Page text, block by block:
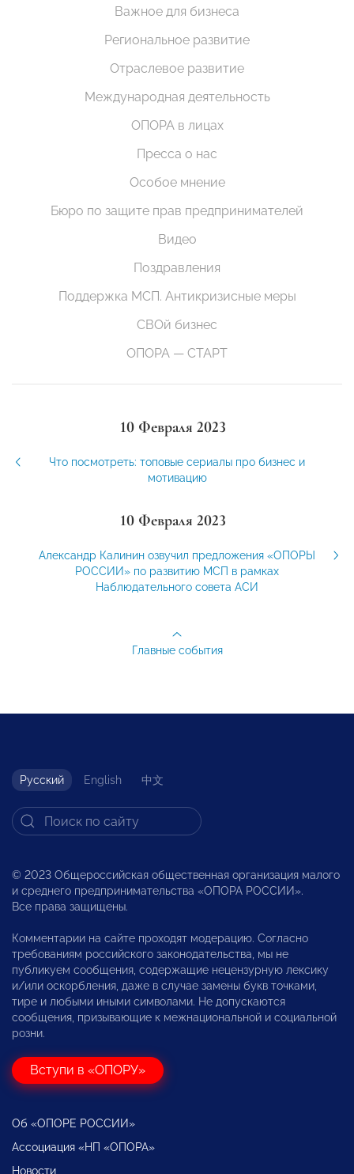
Важное для бизнеса
Региональное развитие
Отраслевое развитие
Международная деятельность
ОПОРА в лицах
Пресса о нас
Особое мнение
Бюро по защите прав предпринимателей
Видео
Поздравления
Поддержка МСП. Антикризисные меры
СВОй бизнес
ОПОРА — СТАРТ
10 Февраля 2023
Что посмотреть: топовые сериалы про бизнес и
мотивацию
10 Февраля 2023
Александр Калинин озвучил предложения «ОПОРЫ
РОССИИ» по развитию МСП в рамках
Наблюдательного совета АСИ
Главные события
Русский English 中文
© 2023 Общероссийская общественная организация малого
и среднего предпринимательства «ОПОРА РОССИИ».
Все права защищены.
Комментарии на сайте проходят модерацию. Согласно
требованиям российского законодательства, мы не
публикуем сообщения, содержащие нецензурную лексику
и/или оскорбления, даже в случае замены букв точками,
тире и любыми иными символами. Не допускаются
сообщения, призывающие к межнациональной и социальной
розни.
Вступи в «ОПОРУ»
Об «ОПОРЕ РОССИИ»
Ассоциация «НП «ОПОРА»
Новости